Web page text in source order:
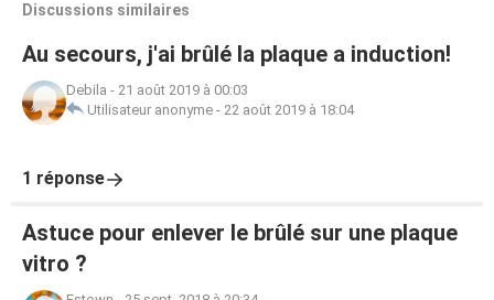
Discussions similaires
Au secours, j'ai brûlé la plaque a induction!
Debila - 21 août 2019 à 00:03
Utilisateur anonyme - 22 août 2019 à 18:04
1 réponse
Astuce pour enlever le brûlé sur une plaque
vitro ?